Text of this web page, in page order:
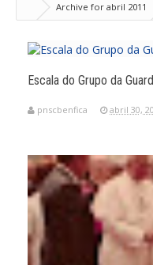
Archive for abril 2011
Escala do Grupo da
pnscbenfica abril 30,